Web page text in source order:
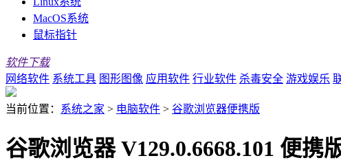
MacOS系统
鼠标指针
软件下载
网络软件 系统工具 图形图像 应用软件 行业软件 杀毒安全 游戏娱乐
当前位置： 系统之家 > 电脑软件 > 谷歌浏览器便携版
谷歌浏览器 V129.0.6668.101 便携